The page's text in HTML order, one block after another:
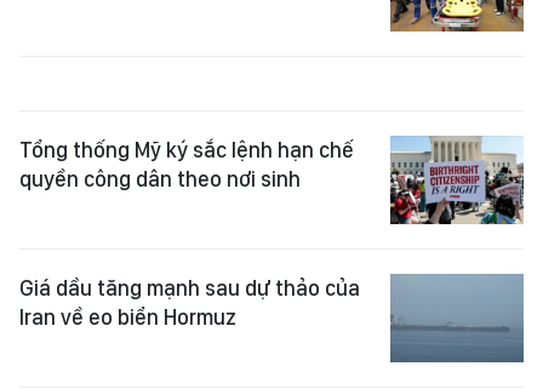
Tổng thống Mỹ ký sắc lệnh hạn chế
quyền công dân theo nơi sinh
Giá dầu tăng mạnh sau dự thảo của
Iran về eo biển Hormuz